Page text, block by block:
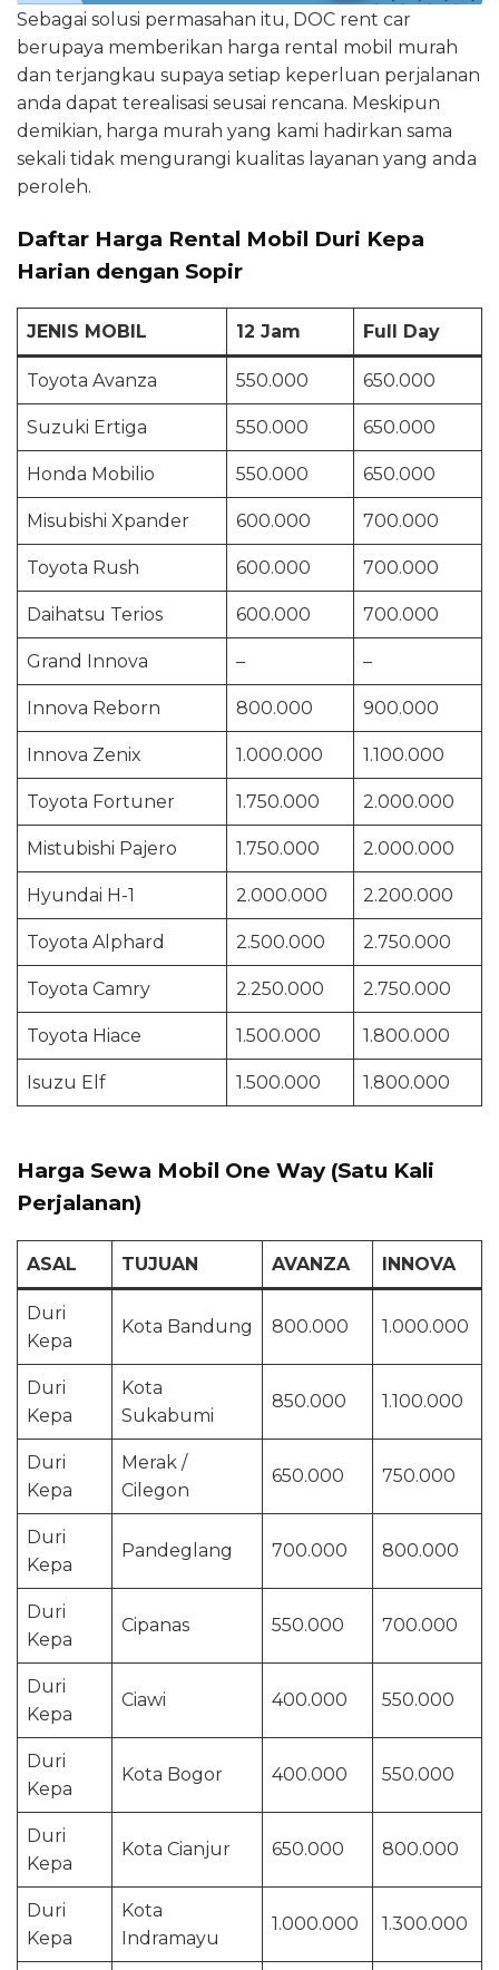
Sebagai solusi permasahan itu, DOC rent car
berupaya memberikan harga rental mobil murah
dan terjangkau supaya setiap keperluan perjalanan
anda dapat terealisasi seusai rencana. Meskipun
demikian, harga murah yang kami hadirkan sama
sekali tidak mengurangi kualitas layanan yang anda
peroleh.
Daftar Harga Rental Mobil Duri Kepa
Harian dengan Sopir
JENIS MOBIL 12 Jam Full Day
Toyota Avanza 550.000 650.000
Suzuki Ertiga 550.000 650.000
Honda Mobilio 550.000 650.000
Misubishi Xpander 600.000 700.000
Toyota Rush 600.000 700.000
Daihatsu Terios 600.000 700.000
Grand Innova – –
Innova Reborn 800.000 900.000
Innova Zenix 1.000.000 1.100.000
Toyota Fortuner 1.750.000 2.000.000
Mistubishi Pajero 1.750.000 2.000.000
Hyundai H-1 2.000.000 2.200.000
Toyota Alphard 2.500.000 2.750.000
Toyota Camry 2.250.000 2.750.000
Toyota Hiace 1.500.000 1.800.000
Isuzu Elf 1.500.000 1.800.000
Harga Sewa Mobil One Way (Satu Kali
Perjalanan)
ASAL TUJUAN AVANZA INNOVA
Duri
Kepa
Kota Bandung 800.000 1.000.000
Duri
Kepa
Kota
Sukabumi
850.000 1.100.000
Duri
Kepa
Merak /
Cilegon
650.000 750.000
Duri
Kepa
Pandeglang 700.000 800.000
Duri
Kepa
Cipanas 550.000 700.000
Duri
Kepa
Ciawi 400.000 550.000
Duri
Kepa
Kota Bogor 400.000 550.000
Duri
Kepa
Kota Cianjur 650.000 800.000
Duri
Kepa
Kota
Indramayu
1.000.000 1.300.000